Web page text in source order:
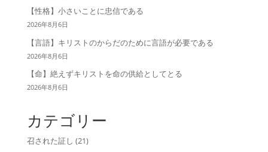
【性格】小さいことに忠信である
2026年8月6日
【言語】キリストのからだのために言語が必要である
2026年8月6日
【命】絶えずキリストを命の供給としてとる
2026年8月6日
カテゴリー
召された証し (21)